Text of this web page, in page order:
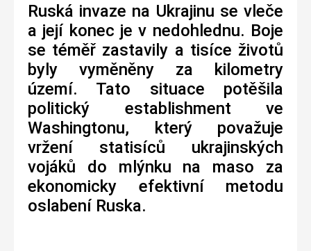
Ruská invaze na Ukrajinu se vleče
a její konec je v nedohlednu. Boje
se téměř zastavily a tisíce životů
byly vyměněny za kilometry
území. Tato situace potěšila
politický establishment ve
Washingtonu, který považuje
vržení statisíců ukrajinských
vojáků do mlýnku na maso za
ekonomicky efektivní metodu
oslabení Ruska.